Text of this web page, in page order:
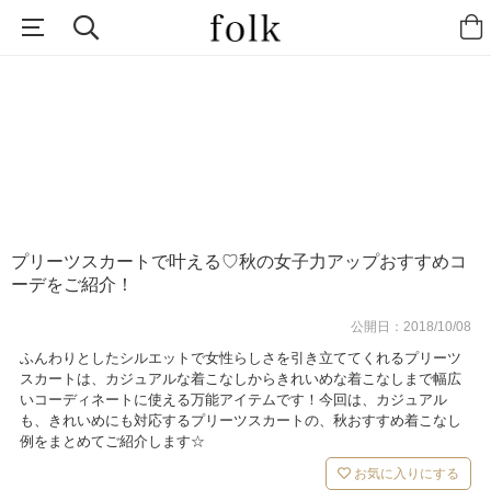
プリーツスカートで叶える♡秋の女子力アップおすすめコ
ーデをご紹介！
公開日：2018/10/08
ふんわりとしたシルエットで女性らしさを引き立ててくれるプリーツ
スカートは、カジュアルな着こなしからきれいめな着こなしまで幅広
いコーディネートに使える万能アイテムです！今回は、カジュアル
も、きれいめにも対応するプリーツスカートの、秋おすすめ着こなし
例をまとめてご紹介します☆
お気に入りにする